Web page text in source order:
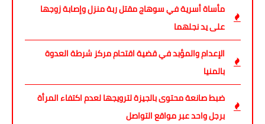
مأساة أسرية في سوهاج مقتل ربة منزل وإصابة زوجها
على يد نجلهما
الإعدام والمؤبد في قضية اقتحام مركز شرطة العدوة
بالمنيا
ضبط صانعة محتوى بالجيزة لترويجها لعدم اكتفاء المرأة
برجل واحد عبر مواقع التواصل